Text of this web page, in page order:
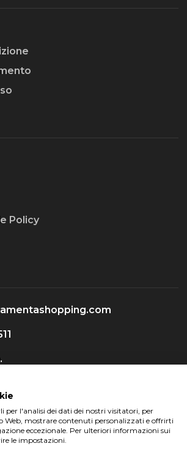
Policy
per l'analisi dei dati dei nostri visitatori, per
Web, mostrare contenuti personalizzati e offrirti
eccezionale. Per ulteriori informazioni sui
le impostazioni.